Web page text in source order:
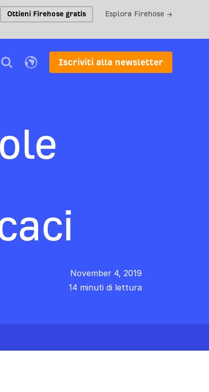
Ottieni Firehose gratis Esplora Firehose →
Iscriviti alla newsletter
November 4, 2019
14 minuti di lettura